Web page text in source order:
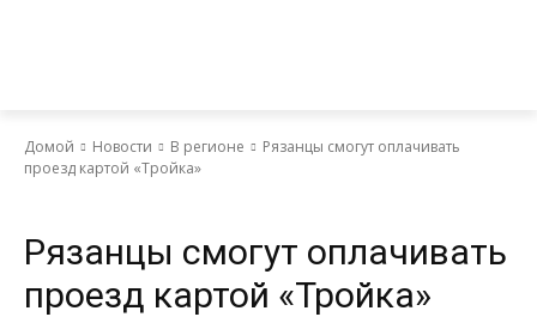
Домой Новости В регионе
Рязанцы смогут оплачивать
проезд картой «Тройка»
Рязанцы смогут оплачивать
проезд картой «Тройка»